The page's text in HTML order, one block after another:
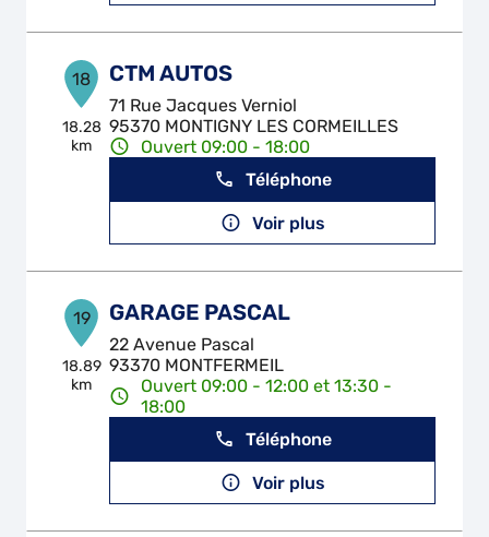
18
18.28
km
CTM AUTOS
71 Rue Jacques Verniol
95370 MONTIGNY LES CORMEILLES
Ouvert 09:00 - 18:00
Téléphone
Voir plus
19
18.89
km
GARAGE PASCAL
22 Avenue Pascal
93370 MONTFERMEIL
Ouvert 09:00 - 12:00 et 13:30 -
18:00
Téléphone
Voir plus